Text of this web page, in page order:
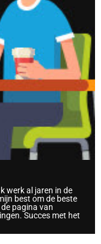
werk al jaren in de
best om de beste
pagina van
Succes met het